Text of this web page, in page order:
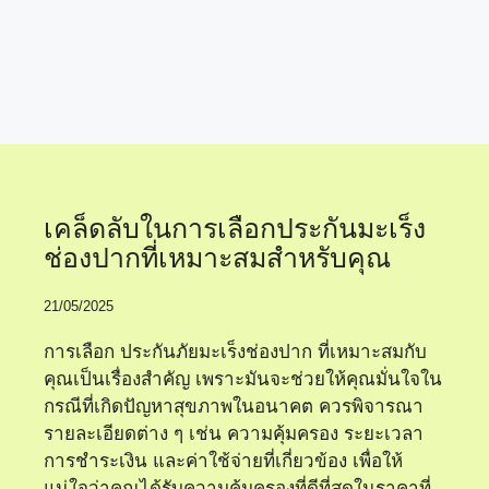
เคล็ดลับในการเลือกประกันมะเร็ง
ช่องปากที่เหมาะสมสำหรับคุณ
21/05/2025
การเลือก ประกันภัยมะเร็งช่องปาก ที่เหมาะสมกับ
คุณเป็นเรื่องสำคัญ เพราะมันจะช่วยให้คุณมั่นใจใน
กรณีที่เกิดปัญหาสุขภาพในอนาคต ควรพิจารณา
รายละเอียดต่าง ๆ เช่น ความคุ้มครอง ระยะเวลา
การชำระเงิน และค่าใช้จ่ายที่เกี่ยวข้อง เพื่อให้